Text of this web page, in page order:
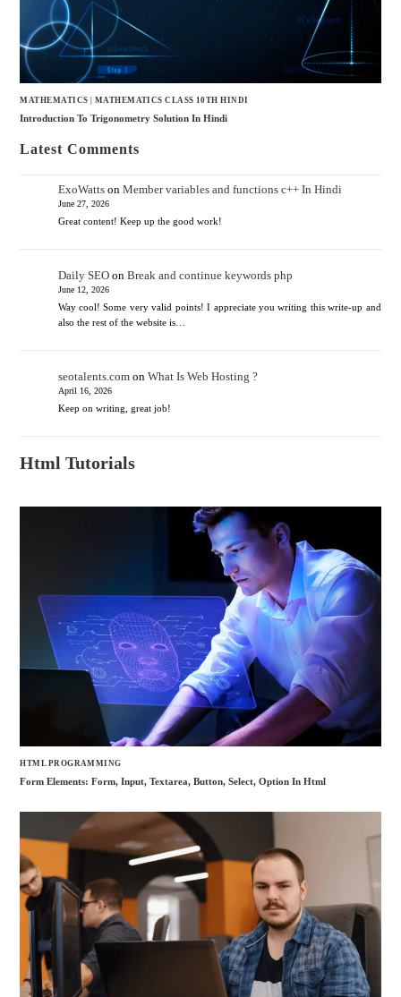
MATHEMATICS MATHEMATICS CLASS 10TH HINDI
Introduction To Trigonometry Solution In Hindi
Latest Comments
ExoWattson Member variables and functions c++ In Hindi
June 27, 2026
Great content! Keep up the good work!
Daily SEOon Break and continue keywords php
June 12, 2026
Way cool! Some very valid points! I appreciate you writing this write-up and
also the rest of the website is…
seotalents.comon What Is Web Hosting ?
April 16, 2026
Keep on writing, great job!
Html Tutorials
HTML PROGRAMMING
Form Elements: Form, Input, Textarea, Button, Select, Option In Html